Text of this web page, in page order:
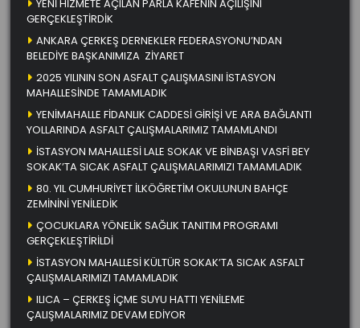
YENİ HİZMETE AÇILAN PARLA KAFENİN AÇILIŞINI
GERÇEKLEŞTİRDİK
ANKARA ÇERKEŞ DERNEKLER FEDERASYONU’NDAN
BELEDİYE BAŞKANIMIZA ZİYARET
2025 YILININ SON ASFALT ÇALIŞMASINI İSTASYON
MAHALLESİNDE TAMAMLADIK
YENİMAHALLE FİDANLIK CADDESİ GİRİŞİ VE ARA BAĞLANTI
YOLLARINDA ASFALT ÇALIŞMALARIMIZ TAMAMLANDI
İSTASYON MAHALLESİ LALE SOKAK VE BİNBAŞI VASFİ BEY
SOKAK’TA SICAK ASFALT ÇALIŞMALARIMIZI TAMAMLADIK
80. YIL CUMHURİYET İLKÖĞRETİM OKULUNUN BAHÇE
ZEMİNİNİ YENİLEDİK
ÇOCUKLARA YÖNELİK SAĞLIK TANITIM PROGRAMI
GERÇEKLEŞTİRİLDİ
İSTASYON MAHALLESİ KÜLTÜR SOKAK’TA SICAK ASFALT
ÇALIŞMALARIMIZI TAMAMLADIK
ILICA – ÇERKEŞ İÇME SUYU HATTI YENİLEME
ÇALIŞMALARIMIZ DEVAM EDİYOR